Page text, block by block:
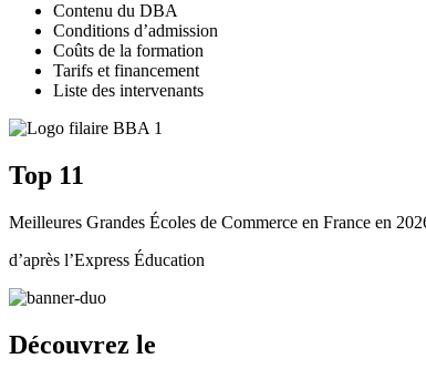
Contenu du DBA
Conditions d’admission
Coûts de la formation
Tarifs et financement
Liste des intervenants
Top 11
Meilleures Grandes Écoles de Commerce en France en
d’après l’Express Éducation
Découvrez le